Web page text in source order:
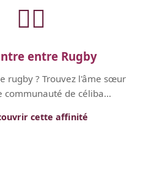
🏃‍♂️
entre Rugby
rugby ? Trouvez l'âme sœur
communauté de céliba...
cette affinité